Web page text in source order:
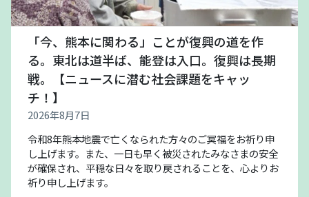
「今、熊本に関わる」ことが復興の道を作
る。東北は道半ば、能登は入口。復興は長期
戦。【ニュースに潜む社会課題をキャッ
チ！】
2026年8月7日
令和8年熊本地震で亡くなられた方々のご冥福をお祈り申
し上げます。また、一日も早く被災されたみなさまの安全
が確保され、平穏な日々を取り戻されることを、心よりお
祈り申し上げます。